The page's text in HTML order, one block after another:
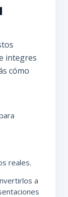
integres
cómo
reales.
a